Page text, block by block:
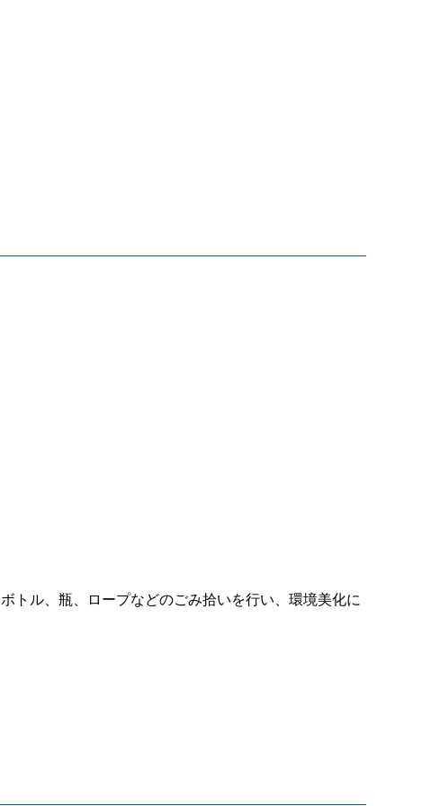
トル、瓶、ロープなどのごみ拾いを行い、環境美化に